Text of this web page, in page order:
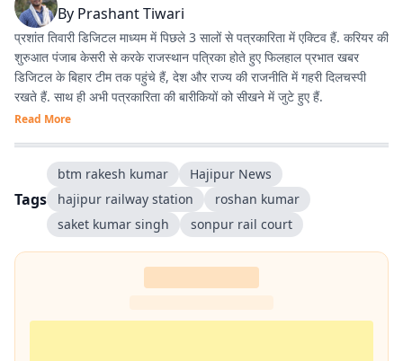
By Prashant Tiwari
प्रशांत तिवारी डिजिटल माध्यम में पिछले 3 सालों से पत्रकारिता में एक्टिव हैं. करियर की
शुरुआत पंजाब केसरी से करके राजस्थान पत्रिका होते हुए फिलहाल प्रभात खबर
डिजिटल के बिहार टीम तक पहुंचे हैं, देश और राज्य की राजनीति में गहरी दिलचस्पी
रखते हैं. साथ ही अभी पत्रकारिता की बारीकियों को सीखने में जुटे हुए हैं.
Read More
Tags
btm rakesh kumar
Hajipur News
hajipur railway station
roshan kumar
saket kumar singh
sonpur rail court